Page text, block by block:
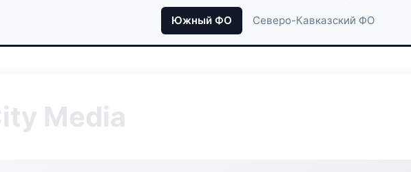
Южный ФО Северо-Кавказский ФО
Media